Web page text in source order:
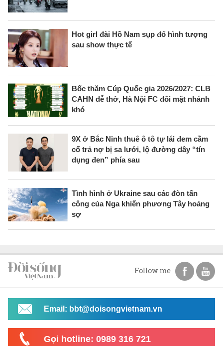
Hot girl đài Hồ Nam sụp đổ hình tượng
sau show thực tế
Bốc thăm Cúp Quốc gia 2026/2027: CLB
CAHN dễ thở, Hà Nội FC đối mặt nhánh
khó
9X ở Bắc Ninh thuê ô tô tự lái đem cầm
cố trả nợ bị sa lưới, lộ đường dây “tín
dụng đen” phía sau
Tình hình ở Ukraine sau các đòn tấn
công của Nga khiến phương Tây hoảng
sợ
Follow me
Email: bbt@doisongvietnam.vn
Gọi hotline: 0989 316 721